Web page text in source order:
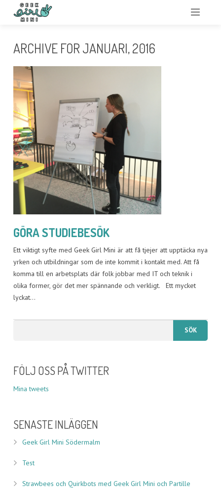
AKTIVITETSBANK
VAR?
RESURSER
OM
ARCHIVE FOR JANUARI, 2016
GÖRA STUDIEBESÖK
Ett viktigt syfte med Geek Girl Mini är att få tjejer att upptäcka nya
yrken och utbildningar som de inte kommit i kontakt med. Att få
komma till en arbetsplats där folk jobbar med IT och teknik i
olika former, gör det mer spännande och verkligt. Ett mycket
lyckat…
FÖLJ OSS PÅ TWITTER
Mina tweets
SENASTE INLÄGGEN
Geek Girl Mini Södermalm
Test
Strawbees och Quirkbots med Geek Girl Mini och Partille